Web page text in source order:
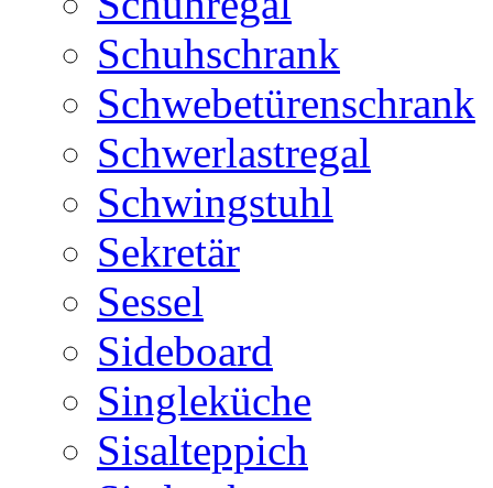
Schuhschrank
Schwebetürenschrank
Schwerlastregal
Schwingstuhl
Sekretär
Sessel
Sideboard
Singleküche
Sisalteppich